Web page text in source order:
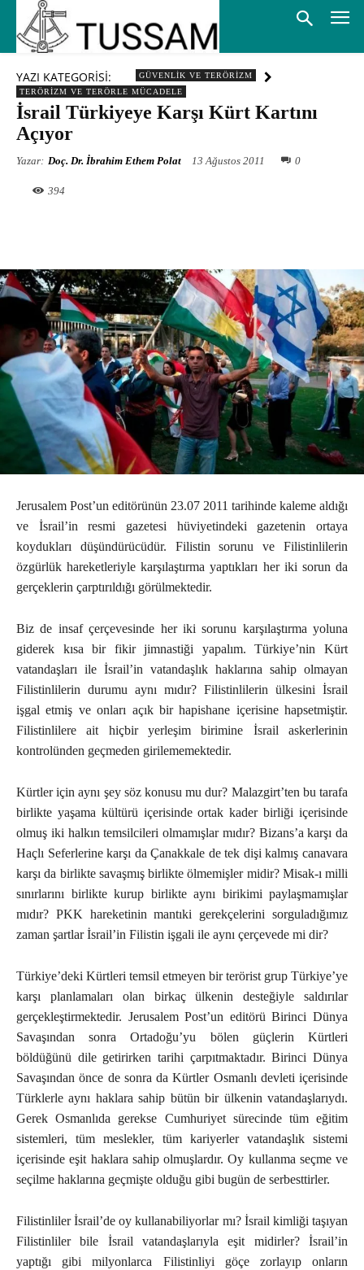
YAZI KATEGORİSİ:
GÜVENLIK VE TERÖRIZM
TERÖRIZM VE TERÖRLE MÜCADELE
İsrail Türkiyeye Karşı Kürt Kartını
Açıyor
Yazar: Doç. Dr. İbrahim Ethem Polat 13 Ağustos 2011 0
394
Jerusalem Post’un editörünün 23.07 2011 tarihinde kaleme aldığı
ve İsrail’in resmi gazetesi hüviyetindeki gazetenin ortaya
koydukları düşündürücüdür. Filistin sorunu ve Filistinlilerin
özgürlük hareketleriyle karşılaştırma yaptıkları her iki sorun da
gerçeklerin çarptırıldığı görülmektedir.
Biz de insaf çerçevesinde her iki sorunu karşılaştırma yoluna
giderek kısa bir fikir jimnastiği yapalım. Türkiye’nin Kürt
vatandaşları ile İsrail’in vatandaşlık haklarına sahip olmayan
Filistinlilerin durumu aynı mıdır? Filistinlilerin ülkesini İsrail
işgal etmiş ve onları açık bir hapishane içerisine hapsetmiştir.
Filistinlilere ait hiçbir yerleşim birimine İsrail askerlerinin
kontrolünden geçmeden girilememektedir.
Kürtler için aynı şey söz konusu mu dur? Malazgirt’ten bu tarafa
birlikte yaşama kültürü içerisinde ortak kader birliği içerisinde
olmuş iki halkın temsilcileri olmamışlar mıdır? Bizans’a karşı da
Haçlı Seferlerine karşı da Çanakkale de tek dişi kalmış canavara
karşı da birlikte savaşmış birlikte ölmemişler midir? Misak-ı milli
sınırlarını birlikte kurup birlikte aynı birikimi paylaşmamışlar
mıdır? PKK hareketinin mantıki gerekçelerini sorguladığımız
zaman şartlar İsrail’in Filistin işgali ile aynı çerçevede mi dir?
Türkiye’deki Kürtleri temsil etmeyen bir terörist grup Türkiye’ye
karşı planlamaları olan birkaç ülkenin desteğiyle saldırılar
gerçekleştirmektedir. Jerusalem Post’un editörü Birinci Dünya
Savaşından sonra Ortadoğu’yu bölen güçlerin Kürtleri
böldüğünü dile getirirken tarihi çarpıtmaktadır. Birinci Dünya
Savaşından önce de sonra da Kürtler Osmanlı devleti içerisinde
Türklerle aynı haklara sahip bütün bir ülkenin vatandaşlarıydı.
Gerek Osmanlıda gerekse Cumhuriyet sürecinde tüm eğitim
sistemleri, tüm meslekler, tüm kariyerler vatandaşlık sistemi
içerisinde eşit haklara sahip olmuşlardır. Oy kullanma seçme ve
seçilme haklarına geçmişte olduğu gibi bugün de serbesttirler.
Filistinliler İsrail’de oy kullanabiliyorlar mı? İsrail kimliği taşıyan
Filistinliler bile İsrail vatandaşlarıyla eşit midirler? İsrail’in
yaptığı gibi milyonlarca Filistinliyi göçe zorlayıp onların